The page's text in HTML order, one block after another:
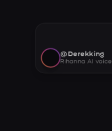
@Derekking
Rihanna AI voice